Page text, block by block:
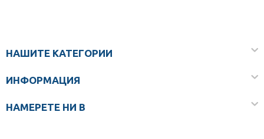
НАШИТЕ КАТЕГОРИИ
ИНФОРМАЦИЯ
НАМЕРЕТЕ НИ В